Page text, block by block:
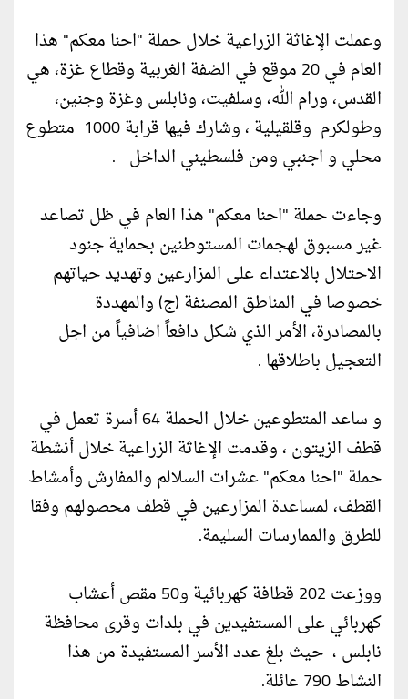
وعملت الإغاثة الزراعية خلال حملة "احنا معكم" هذا
العام في 20 موقع في الضفة الغربية وقطاع غزة، هي
القدس، ورام الله، وسلفيت، ونابلس وغزة وجنين،
وطولكرم وقلقيلية ، وشارك فيها قرابة 1000 متطوع
محلي و اجنبي ومن فلسطيني الداخل .
وجاءت حملة "احنا معكم" هذا العام في ظل تصاعد
غير مسبوق لهجمات المستوطنين بحماية جنود
الاحتلال بالاعتداء على المزارعين وتهديد حياتهم
خصوصا في المناطق المصنفة (ج) والمهددة
بالمصادرة، الأمر الذي شكل دافعاً اضافياً من اجل
التعجيل باطلاقها .
و ساعد المتطوعين خلال الحملة 64 أسرة تعمل في
قطف الزيتون ، وقدمت الإغاثة الزراعية خلال أنشطة
حملة "احنا معكم" عشرات السلالم والمفارش وأمشاط
القطف، لمساعدة المزارعين في قطف محصولهم وفقا
للطرق والممارسات السليمة.
ووزعت 202 قطافة كهربائية و50 مقص أعشاب
كهربائي على المستفيدين في بلدات وقرى محافظة
نابلس ، حيث بلغ عدد الأسر المستفيدة من هذا
النشاط 790 عائلة.